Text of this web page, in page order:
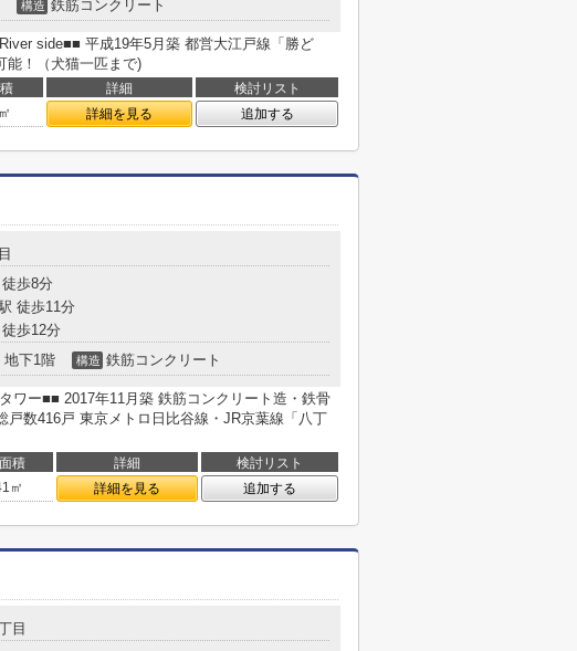
構造 鉄筋コンクリート
side■■ 平成19年5月築 都営大江戸線「勝ど
能！（犬猫一匹まで)
詳細
検討リスト
詳細を見る 追加する
徒歩8分
徒歩11分
徒歩12分
地下1階 構造 鉄筋コンクリート
ワー■■ 2017年11月築 鉄筋コンクリート造・鉄骨
戸数416戸 東京メトロ日比谷線・JR京葉線「八丁
積 詳細
検討リスト
㎡ 詳細を見る 追加する
目